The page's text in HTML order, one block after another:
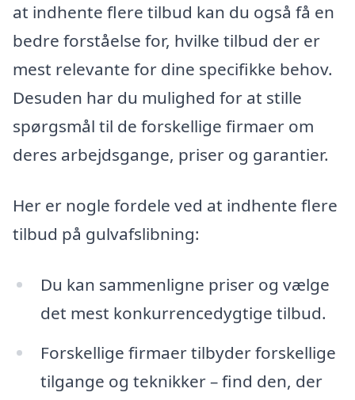
at indhente flere tilbud kan du også få en
bedre forståelse for, hvilke tilbud der er
mest relevante for dine specifikke behov.
Desuden har du mulighed for at stille
spørgsmål til de forskellige firmaer om
deres arbejdsgange, priser og garantier.
Her er nogle fordele ved at indhente flere
tilbud på gulvafslibning:
Du kan sammenligne priser og vælge
det mest konkurrencedygtige tilbud.
Forskellige firmaer tilbyder forskellige
tilgange og teknikker – find den, der